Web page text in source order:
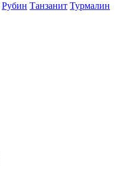
Рубин Танзанит Турмалин